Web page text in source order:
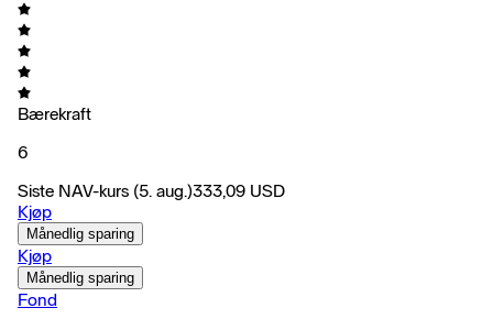
Bærekraft
6
Siste NAV-kurs (5. aug.)333,09 USD
Kjøp
Månedlig sparing
Kjøp
Månedlig sparing
Fond